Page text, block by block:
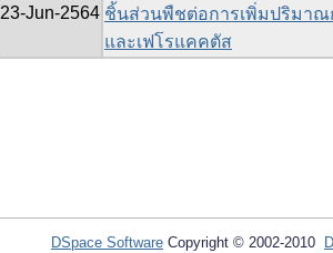
23-Jun-2564 ชิ้นส่วนพืชต่อการเพิ่มปริมาณ
และเฟโรแคคตัส
DSpace Software Copyright © 2002-2010